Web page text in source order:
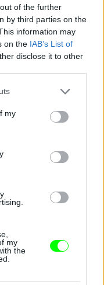
of the further
by third parties on the
information may
on the IAB’s List of
disclose it to other
one or more Google
You may click to
third-party tags to
in below Google
my
my
the